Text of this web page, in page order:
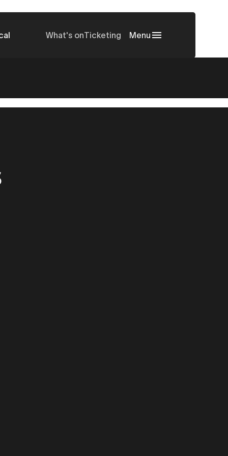
What's onTicketing Menu